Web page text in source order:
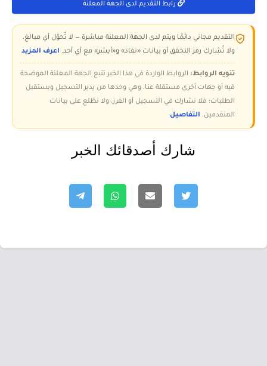
رابط التقديم لدى الجهة المعلنة
التقديم مجاني دائمًا ويتم لدى الجهة المعلنة مباشرة — لا تُحوّل أي مبالغ،
ولا تُشارك رمز التحقق أو بيانات «نفاذ» و«أبشر» مع أي أحد. اعرف المزيد
تنويه الروابط: الروابط الواردة في هذا الخبر تتبع الجهة المعلنة الموضحة
فيه أو جهات أخرى مستقلة عنا، وهي وحدها من يدير التسجيل ويستقبل
الطلبات؛ فلا نشارك في التسجيل أو الفرز، ولا نطّلع على بيانات
المتقدمين. التفاصيل
شارك أصدقائك الخبر